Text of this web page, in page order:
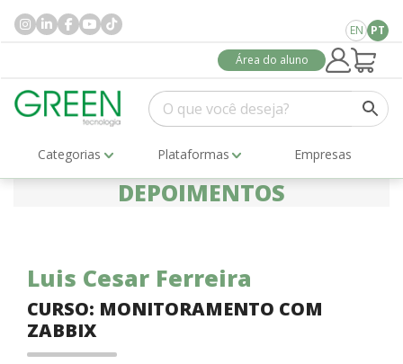
EN PT
Área do aluno
Categorias Plataformas Empresas
DEPOIMENTOS
Luis Cesar Ferreira
CURSO: MONITORAMENTO COM
ZABBIX